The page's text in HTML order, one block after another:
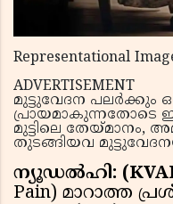
Representational
ADVERTISEMENT
മുട്ടുവേദന
മുട്ടിലെ തേയ്മാനം,
തുടങ്ങിയവ
ന്യൂഡൽഹി:
Pain) മാറാത്ത